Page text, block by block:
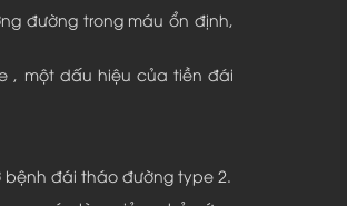
đường trong máu ổn định,
, một dấu hiệu của tiền đái
đái tháo đường type 2.